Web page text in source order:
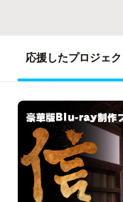
応援したプロジェク